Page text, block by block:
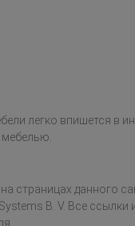
легко впишется в
страницах данного
B. V. Все ссылки